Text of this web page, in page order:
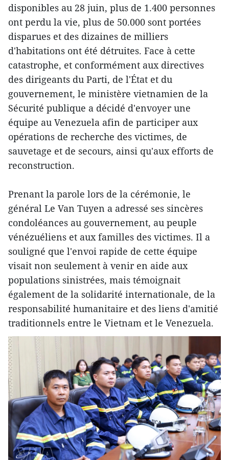
disponibles au 28 juin, plus de 1.400 personnes
ont perdu la vie, plus de 50.000 sont portées
disparues et des dizaines de milliers
d'habitations ont été détruites. Face à cette
catastrophe, et conformément aux directives
des dirigeants du Parti, de l'État et du
gouvernement, le ministère vietnamien de la
Sécurité publique a décidé d'envoyer une
équipe au Venezuela afin de participer aux
opérations de recherche des victimes, de
sauvetage et de secours, ainsi qu'aux efforts de
reconstruction.
Prenant la parole lors de la cérémonie, le
général Le Van Tuyen a adressé ses sincères
condoléances au gouvernement, au peuple
vénézuéliens et aux familles des victimes. Il a
souligné que l'envoi rapide de cette équipe
visait non seulement à venir en aide aux
populations sinistrées, mais témoignait
également de la solidarité internationale, de la
responsabilité humanitaire et des liens d'amitié
traditionnels entre le Vietnam et le Venezuela.